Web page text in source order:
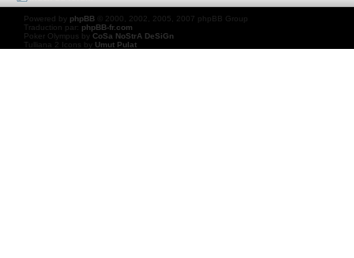
Powered by phpBB © 2000, 2002, 2005, 2007 phpBB Group
Traduction par: phpBB-fr.com
Poker Olympus by CoSa NoStrA DeSiGn
Tulliana 2 Icons by Umut Pulat